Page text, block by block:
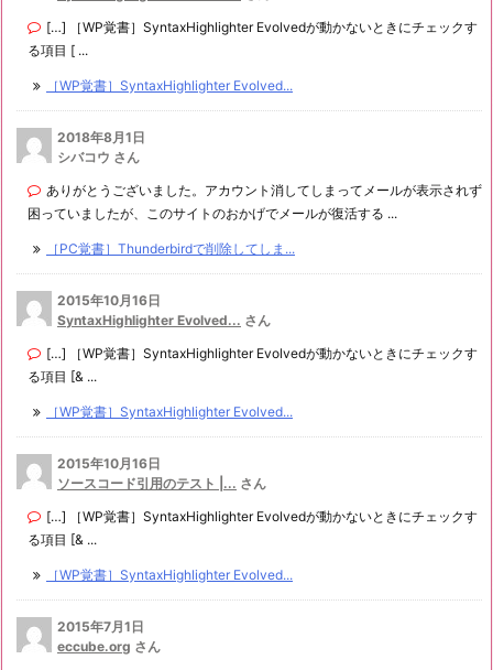
[…] ［WP覚書］SyntaxHighlighter Evolvedが動かないときにチェックす
る項目 [ ...
［WP覚書］SyntaxHighlighter Evolved...
2018年8月1日
シバコウ さん
ありがとうございました。アカウント消してしまってメールが表示されず
困っていましたが、このサイトのおかげでメールが復活する ...
［PC覚書］Thunderbirdで削除してしま...
2015年10月16日
SyntaxHighlighter Evolved... さん
[…] ［WP覚書］SyntaxHighlighter Evolvedが動かないときにチェックす
る項目 [& ...
［WP覚書］SyntaxHighlighter Evolved...
2015年10月16日
ソースコード引用のテスト |... さん
[…] ［WP覚書］SyntaxHighlighter Evolvedが動かないときにチェックす
る項目 [& ...
［WP覚書］SyntaxHighlighter Evolved...
2015年7月1日
eccube.org さん